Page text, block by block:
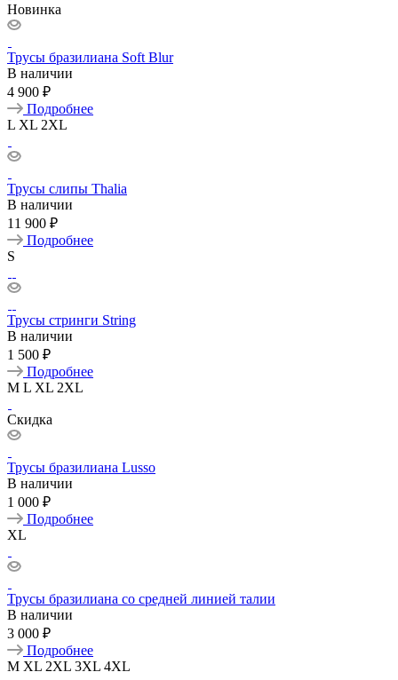
Новинка
Трусы бразилиана Soft Blur
В наличии
4 900 ₽
Подробнее
L XL 2XL
Трусы слипы Thalia
В наличии
11 900 ₽
Подробнее
S
Трусы стринги String
В наличии
1 500 ₽
Подробнее
M L XL 2XL
Скидка
Трусы бразилиана Lusso
В наличии
1 000 ₽
Подробнее
XL
Трусы бразилиана со средней линией талии
В наличии
3 000 ₽
Подробнее
M XL 2XL 3XL 4XL